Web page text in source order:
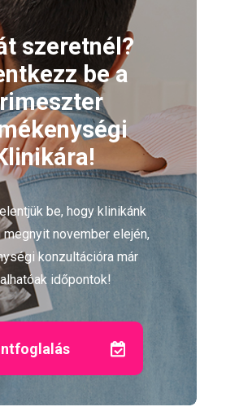
szeretnél?
be a
be, hogy klinikánk
megnyit november elején,
konzultációra már
időpontok!